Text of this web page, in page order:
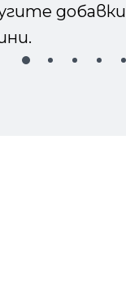
добавки